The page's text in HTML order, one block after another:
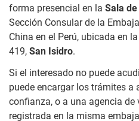
forma presencial en la Sala
Sección Consular de la
China en el Perú, ubicada en
419, San Isidro.
Si el interesado no puede
puede encargar los trámites a
confianza, o a una agencia
registrada en la misma